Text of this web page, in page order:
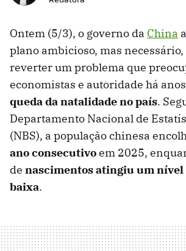
Ontem (5/3), o governo da China
plano ambicioso, mas
reverter um problema que
economistas e autoridade há
queda da natalidade no país.
Departamento Nacional de
(NBS), a população chinesa
ano consecutivoem 2025,
de nascimentos atingiu um nível
baixa.